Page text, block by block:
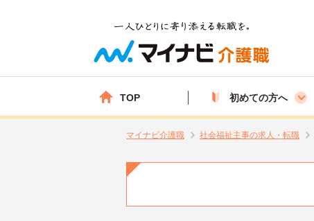
TOP 初めての方へ
マイナビ介護職 社会福祉主事の求人・転職